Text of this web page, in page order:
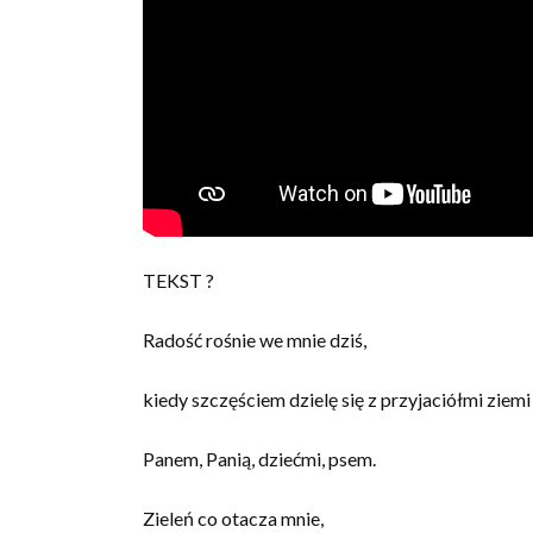
TEKST ?
Radość rośnie we mnie dziś,
kiedy szczęściem dzielę się z przyjaciółmi
Panem, Panią, dziećmi, psem.
Zieleń co otacza mnie,